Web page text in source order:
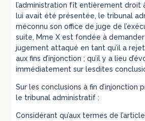
l’administration fît entièrement droit
lui avait été présentée, le tribunal
méconnu son office de juge de
suite, Mme X est fondée à demander
jugement attaqué en tant qu’il a
aux fins d’injonction ; qu’il y a lieu
immédiatement sur lesdites
Sur les conclusions à fin d’injonction
le tribunal administratif :
Considérant qu’aux termes de